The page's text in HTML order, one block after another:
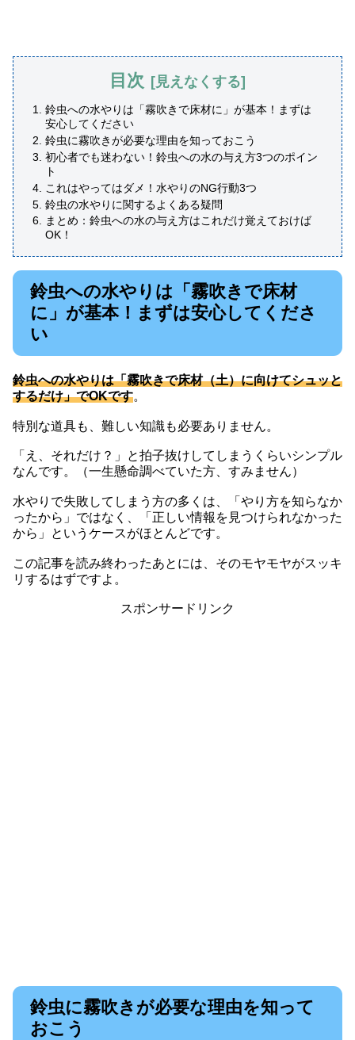
目次
鈴虫への水やりは「霧吹きで床材に」が基本！まずは
安心してください
鈴虫に霧吹きが必要な理由を知っておこう
初心者でも迷わない！鈴虫への水の与え方3つのポイン
ト
これはやってはダメ！水やりのNG行動3つ
鈴虫の水やりに関するよくある疑問
まとめ：鈴虫への水の与え方はこれだけ覚えておけば
OK！
鈴虫への水やりは「霧吹きで床材
に」が基本！まずは安心してくださ
い
鈴虫への水やりは「霧吹きで床材（土）に向けてシュッと
するだけ」でOKです。
特別な道具も、難しい知識も必要ありません。
「え、それだけ？」と拍子抜けしてしまうくらいシンプル
なんです。（一生懸命調べていた方、すみません）
水やりで失敗してしまう方の多くは、「やり方を知らなか
ったから」ではなく、「正しい情報を見つけられなかった
から」というケースがほとんどです。
この記事を読み終わったあとには、そのモヤモヤがスッキ
リするはずですよ。
スポンサードリンク
鈴虫に霧吹きが必要な理由を知って
おこう